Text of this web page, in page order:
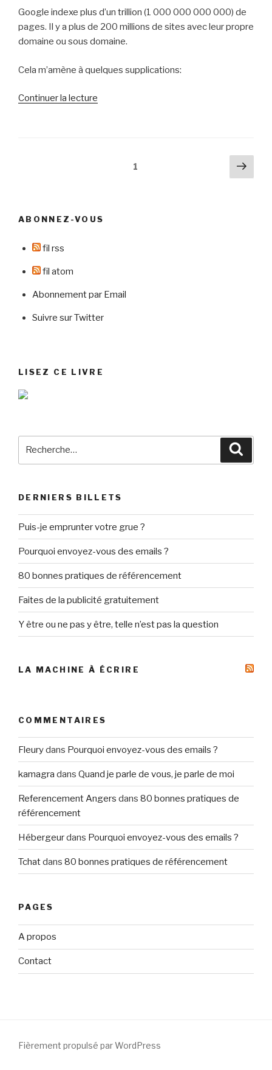
Google indexe plus d’un trillion (1 000 000 000 000) de
pages. Il y a plus de 200 millions de sites avec leur propre
domaine ou sous domaine.
Cela m’amène à quelques supplications:
Continuer la lecture
pour
1
ABONNEZ-VOUS
fil rss
fil atom
Abonnement par Email
Suivre sur Twitter
LISEZ CE LIVRE
DERNIERS BILLETS
Puis-je emprunter votre grue ?
Pourquoi envoyez-vous des emails ?
80 bonnes pratiques de référencement
Faites de la publicité gratuitement
Y être ou ne pas y être, telle n’est pas la question
LA MACHINE À ÉCRIRE
COMMENTAIRES
Fleurydans Pourquoi envoyez-vous des emails ?
kamagra dans Quand je parle de vous, je parle de moi
Referencement Angers dans 80 bonnes pratiques de
référencement
Hébergeurdans Pourquoi envoyez-vous des emails ?
Tchatdans 80 bonnes pratiques de référencement
PAGES
A propos
Contact
Fièrement propulsé par WordPress